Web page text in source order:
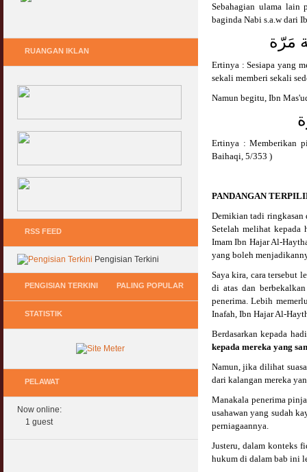
Sebahagian ulama lain
baginda Nabi s.a.w dari
مَرّة
Ertinya : Sesiapa yang
sekali memberi sekali
Namun begitu, Ibn
Ertinya : Memberikan
Baihaqi, 5/353 )
PANDANGAN
Demikian tadi ringkasan
Setelah melihat kepada
Imam Ibn Hajar Al-
yang boleh
Saya kira, cara tersebut
di atas dan
penerima. Lebih
Inafah, Ibn Hajar Al-
Berdasarkan kepada
kepada mereka yang
Namun, jika dilihat
dari kalangan mereka
Manakala penerima
usahawan yang sudah
perniagaannya.
Justeru, dalam konteks
hukum di dalam bab ini
RUANGAN IKLAN
RSS FEED
Pengisian Terkini
PENGISIAN TERKINI PALING POPULAR
Keperluan GIG Ekonomi Semasa & Selepas
COVID & PKP
Pasca COVID, Bantu IKS Mikro Turunkan
Harga Iklan Media
Morarorium 6 Bulan Dikecualikan 'Accrued
Hukum Onani Lelaki & Wanita
07 February 2007
Facebook Dapat RM100
27 February 2010
Multi Level Marketing Menurut Shariah
08 April 2007
STATISTIK
PELAWAT
Now online:
1 guest